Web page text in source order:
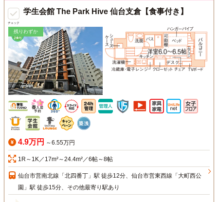
チェック
学生会館 The Park Hive 仙台支倉【食事付き】
残りわずか
4.9万円 ～6.55万円
1R～1K／17m²～24.4m²／6帖～8帖
仙台市営南北線「北四番丁」駅 徒歩12分、仙台市営東西線「大町西公
園」駅 徒歩15分、その他最寄り駅あり